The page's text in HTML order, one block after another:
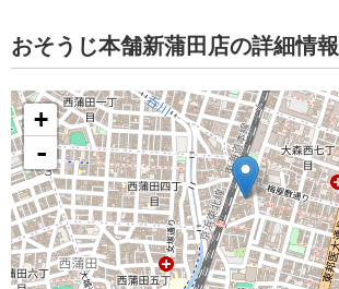
おそうじ本舗新蒲田店の詳細情報
+
-